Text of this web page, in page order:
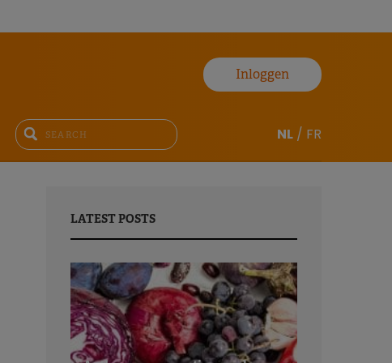
Inloggen
NL / FR
LATEST POSTS